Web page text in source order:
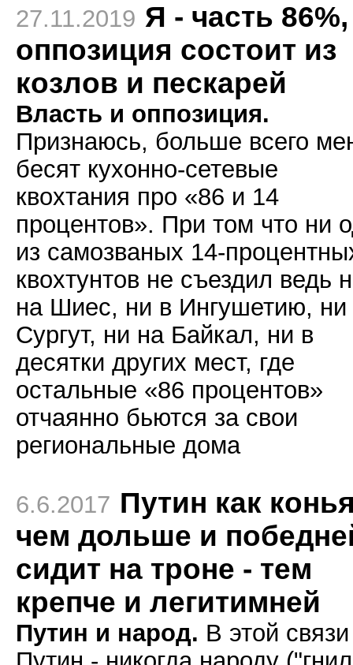
27.11.2019 Я - часть 86%,
оппозиция состоит из
козлов и пескарей
Власть и оппозиция.
Признаюсь, больше всего
бесят кухонно-сетевые
квохтания про «86 и 14
процентов». При том что ни
из самозваных 14-
квохтунтов не съездил ведь
на Шиес, ни в Ингушетию, ни
Сургут, ни на Байкал, ни в
десятки других мест, где
остальные «86 процентов»
отчаянно бьются за свои
региональные дома
6.6.2017 Путин как
чем дольше и
сидит на троне - тем
крепче и легитимней
Путин и народ. В этой связи